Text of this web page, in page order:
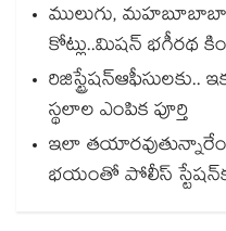
ములుగు,
కోట్లు..మిషన్ భగీరథ
స్థలాల ఎంపిక పూర్తి
ఇలా
భయంతో పోలీస్